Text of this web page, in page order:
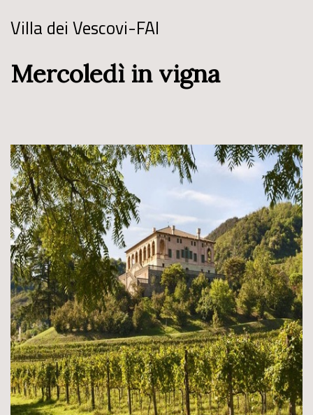
Villa dei Vescovi-FAI
Mercoledì in vigna